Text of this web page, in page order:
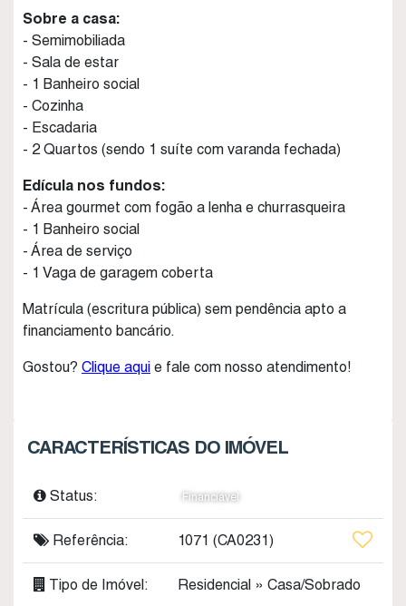
Sobre a casa:
- Semimobiliada
- Sala de estar
- 1 Banheiro social
- Cozinha
- Escadaria
- 2 Quartos (sendo 1 suíte com varanda fechada)
Edícula nos fundos:
- Área gourmet com fogão a lenha e churrasqueira
- 1 Banheiro social
- Área de serviço
- 1 Vaga de garagem coberta
Matrícula (escritura pública) sem pendência apto a
financiamento bancário.
Gostou? Clique aqui e fale com nosso atendimento!
CARACTERÍSTICAS DO IMÓVEL
Status: Financiável
Referência: 1071 (CA0231)
Tipo de Imóvel: Residencial » Casa/Sobrado